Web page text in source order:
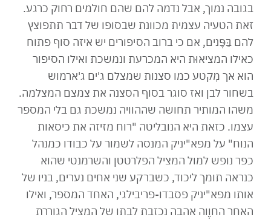
בגובה נמוך, אבל נדמה להם שהם חולמים רחוק כרגע.
זאת הטעיה עצמית מכוונת שבסופו של דבר תתפוצץ
להם בַּפָּנים, אם כי ברוב הסיפורים יש איזה סוף פתוח
כאילו המציאוּת היא המכרעת ונמשכת ואילו הסיפור
הוא אך מִקטע כמו סצנות שמצלם ג'ים ג'ארמוש
בשחור לבן ואז סוגר בסוף הסצנה את צמצם המצלמה.
משהו המותיר תחושה שההוויה נמשכת גם בלי המספר
עצמו. כזאת היא הנובליטה "רוח מזיזה את כיסאות
הנוח" על מפא"יניק המנסה לשמור על כבודו כמנהל
כפר נופש למול המציל הפלרטטן והשרמנטי שהוא
כנראה תומך ליכוד, כשברקע שני אחים נערים, בניו של
אותו מפא"יניק פסבדו-פריבילגי, האחד המספר, ואילו
האחר החוֶוה אהבה נכזבת לבתו של המציל הגוררת